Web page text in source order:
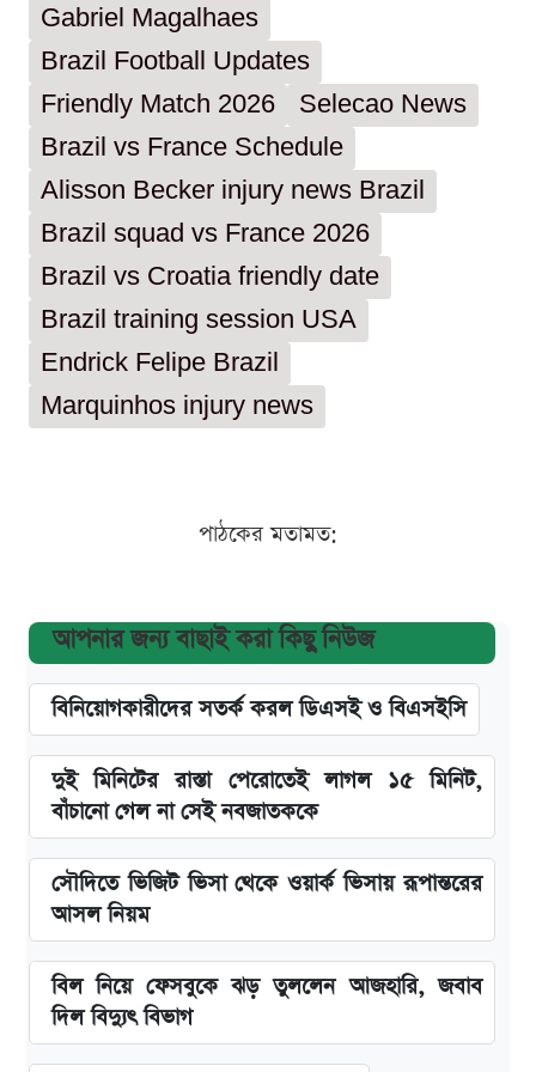
Gabriel Magalhaes
Brazil Football Updates
Friendly Match 2026
Selecao News
Brazil vs France Schedule
Alisson Becker injury news Brazil
Brazil squad vs France 2026
Brazil vs Croatia friendly date
Brazil training session USA
Endrick Felipe Brazil
Marquinhos injury news
পাঠকের মতামত:
আপনার জন্য বাছাই করা কিছু নিউজ
বিনিয়োগকারীদের সতর্ক করল ডিএসই ও বিএসইসি
দুই মিনিটের রাস্তা পেরোতেই লাগল ১৫ মিনিট,
বাঁচানো গেল না সেই নবজাতককে
সৌদিতে ভিজিট ভিসা থেকে ওয়ার্ক ভিসায় রূপান্তরের
আসল নিয়ম
বিল নিয়ে ফেসবুকে ঝড় তুললেন আজহারি, জবাব
দিল বিদ্যুৎ বিভাগ